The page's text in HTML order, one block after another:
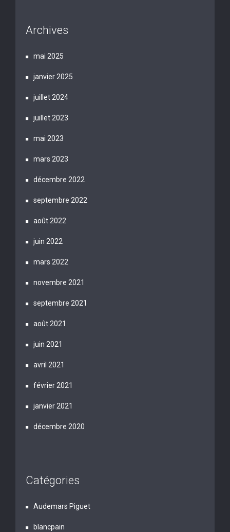
Archives
mai 2025
janvier 2025
juillet 2024
juillet 2023
mai 2023
mars 2023
décembre 2022
septembre 2022
août 2022
juin 2022
mars 2022
novembre 2021
septembre 2021
août 2021
juin 2021
avril 2021
février 2021
janvier 2021
décembre 2020
Catégories
Audemars Piguet
blancpain